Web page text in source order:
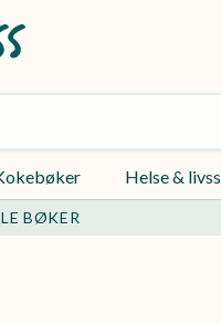
Helse &
BØKER